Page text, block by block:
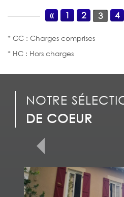
« 1 2 3 4
* CC : Charges comprises
* HC : Hors charges
NOTRE
DE COEUR